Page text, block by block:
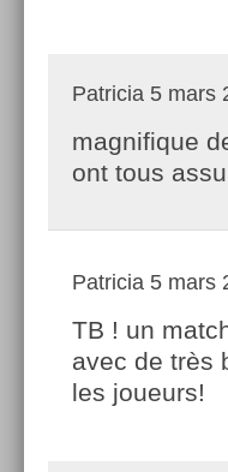
Patricia 5 mars
magnifique
ont tous
Patricia 5 mars
TB ! un
avec de très
les joueurs!